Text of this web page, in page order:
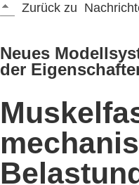
Zurück zu
Neues
der